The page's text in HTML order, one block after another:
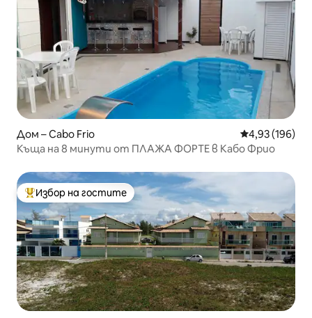
Дом – Cabo Frio Средна
4,93 (196)
Къща на 8 минути от ПЛАЖА ФОРТЕ в Кабо Фрио
Най-популярен избор на гостите
Избор на гостите